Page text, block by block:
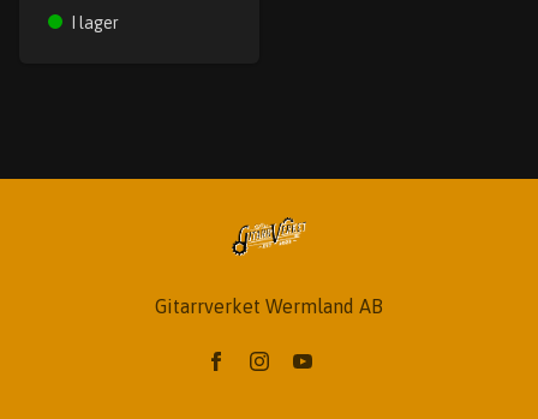
I lager
Gitarrverket Wermland AB